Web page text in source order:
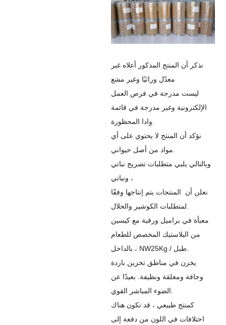
نذكر أن المنتج المذكور أعلاه غير
معدّل وراثيًا وغير مشع
ليست مدرجة في فرص العمل
الإلكترونية وغير مدرجة في قائمة
وادا المحظورة.
نؤكد أن المنتج لا يحتوي على أي
مواد من أصل حيواني.
وبالتالي يلبي متطلبات تصريح نباتي
ونباتي ،
نعلن أن
المنتجات يتم إنتاجها وفقًا
لمتطلبات الكوشير والحلال.
معبأة في براميل ورقية مع كيسين
من البلاستيك المخصص للطعام
بالداخل ، NW25Kg / طبل.
يخزن في مناطق تخزين باردة
وجافة ومغلقة ونظيفة. بعيدًا عن
الضوء المباشر القوي.
كمنتج طبيعي ، قد تكون هناك
اختلافات في اللون من دفعة إلى